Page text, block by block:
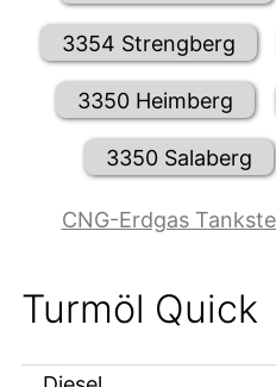
3354 Strengberg
3350 Heimberg
3350 Salaberg
CNG-Erdgas
Turmöl Quick